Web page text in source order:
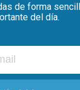
de forma
del día.